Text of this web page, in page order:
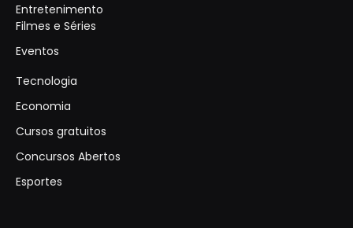
Entretenimento
Filmes e Séries
Eventos
Tecnologia
Economia
Cursos gratuitos
Concursos Abertos
Esportes